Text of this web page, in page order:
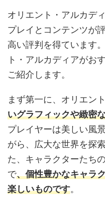
オリエント・アルカデ
プレイとコンテンツが
高い評判を得ています
ト・アルカディアがお
ご紹介します。
まず第一に、オリエン
いグラフィックや緻密
プレイヤーは美しい風
がら、広大な世界を探
た、キャラクターたち
で、個性豊かなキャラ
楽しいものです。